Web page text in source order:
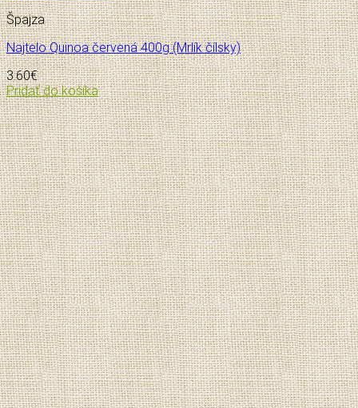
Špajza
Najtelo Quinoa červená 400g (Mrlík čílsky)
3.60€
Pridať do košíka